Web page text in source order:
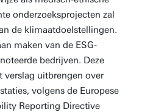
onderzoeksprojecten zal
de klimaatdoelstellingen.
maken van de ESG-
bedrijven. Deze
verslag uitbrengen over
volgens de Europese
Reporting Directive